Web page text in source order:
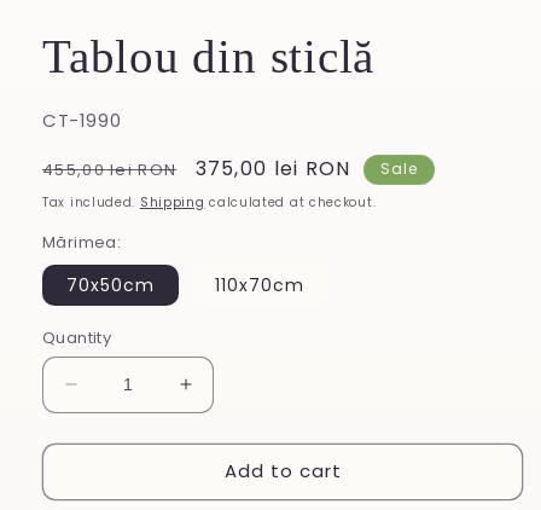
Tablou din sticlă
SKU:
CT-1990
Regular
price
455,00 lei RON
Sale
price
375,00 lei RON Sale
Tax included. Shipping calculated at checkout.
Mărimea:
70x50cm 110x70cm
Quantity
Decrease
quantity
for
din
Increase
quantity
for
Tablou
din
Add to cart